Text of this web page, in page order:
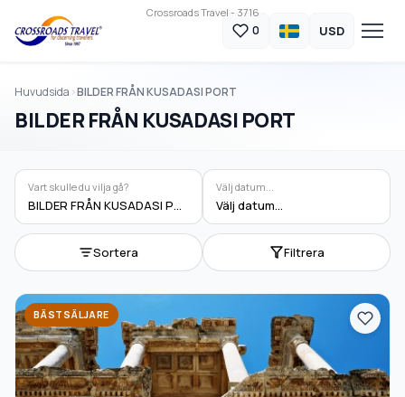
Crossroads Travel - 3716
0 USD
Huvudsida BILDER FRÅN KUSADASI PORT
BILDER FRÅN KUSADASI PORT
Vart skulle du vilja gå?
BILDER FRÅN KUSADASI PORT
Välj datum...
Välj datum...
Sortera Filtrera
BÄSTSÄLJARE